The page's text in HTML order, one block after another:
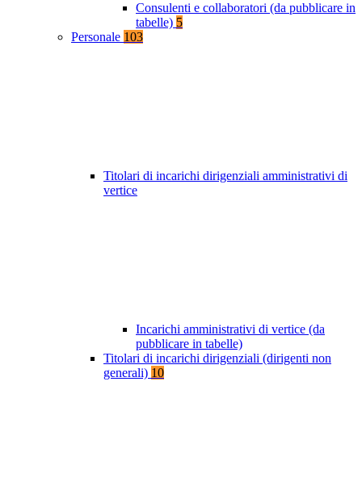
Consulenti e collaboratori (da pubblicare in
tabelle) 5
Personale 103
Titolari di incarichi dirigenziali amministrativi di
vertice
Incarichi amministrativi di vertice (da
pubblicare in tabelle)
Titolari di incarichi dirigenziali (dirigenti non
generali) 10